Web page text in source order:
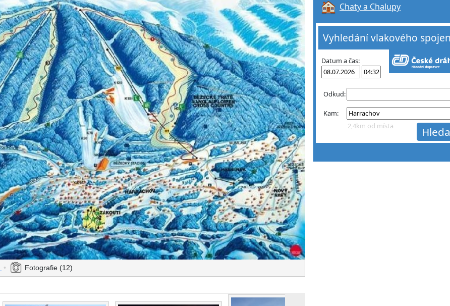
• Fotografie (12)
Chaty a Chalupy
Vyhledání vlakového
Datum a čas:
Odkud:
Kam:
2,4km od místa